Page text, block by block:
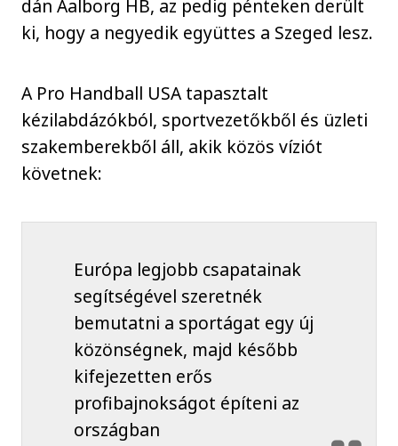
dán Aalborg HB, az pedig pénteken derült
ki, hogy a negyedik együttes a Szeged lesz.
A Pro Handball USA tapasztalt
kézilabdázókból, sportvezetőkből és üzleti
szakemberekből áll, akik közös víziót
követnek:
Európa legjobb csapatainak
segítségével szeretnék
bemutatni a sportágat egy új
közönségnek, majd később
kifejezetten erős
profibajnokságot építeni az
országban